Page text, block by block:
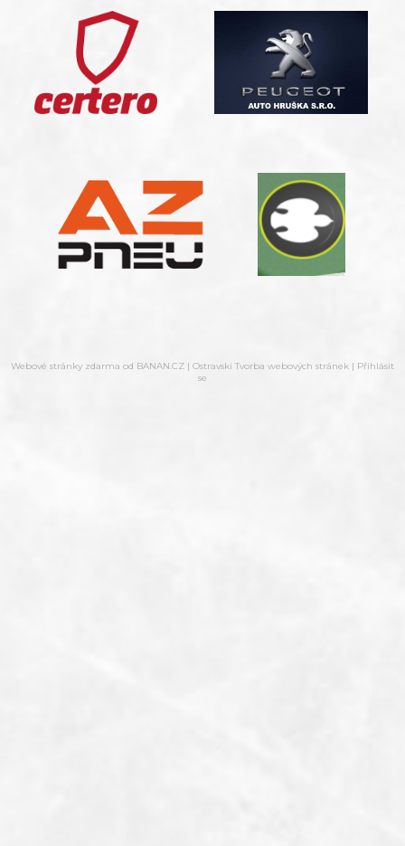
Webové stránky zdarma od BANAN.CZ | Ostravski Tvorba webových stránek | Přihlásit
se